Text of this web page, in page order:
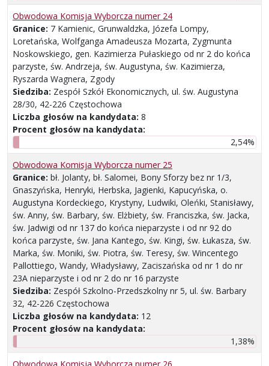
Obwodowa Komisja Wyborcza numer 24
Granice: 7 Kamienic, Grunwaldzka, Józefa Lompy,
Loretańska, Wolfganga Amadeusza Mozarta, Zygmunta
Noskowskiego, gen. Kazimierza Pułaskiego od nr 2 do końca
parzyste, św. Andrzeja, św. Augustyna, św. Kazimierza,
Ryszarda Wagnera, Zgody
Siedziba: Zespół Szkół Ekonomicznych, ul. św. Augustyna
28/30, 42-226 Częstochowa
Liczba głosów na kandydata: 8
Procent głosów na kandydata:
2,54%
Obwodowa Komisja Wyborcza numer 25
Granice: bł. Jolanty, bł. Salomei, Bony Sforzy bez nr 1/3,
Gnaszyńska, Henryki, Herbska, Jagienki, Kapucyńska, o.
Augustyna Kordeckiego, Krystyny, Ludwiki, Oleńki, Stanisławy,
św. Anny, św. Barbary, św. Elżbiety, św. Franciszka, św. Jacka,
św. Jadwigi od nr 137 do końca nieparzyste i od nr 92 do
końca parzyste, św. Jana Kantego, św. Kingi, św. Łukasza, św.
Marka, św. Moniki, św. Piotra, św. Teresy, św. Wincentego
Pallottiego, Wandy, Władysławy, Zaciszańska od nr 1 do nr
23A nieparzyste i od nr 2 do nr 16 parzyste
Siedziba: Zespół Szkolno-Przedszkolny nr 5, ul. św. Barbary
32, 42-226 Częstochowa
Liczba głosów na kandydata: 12
Procent głosów na kandydata:
1,38%